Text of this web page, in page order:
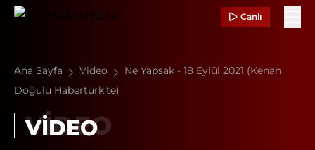
Canlı
Ana Sayfa Video
Ne Yapsak - 18 Eylül 2021 (Kenan
Doğulu Habertürk’te)
VİDEO